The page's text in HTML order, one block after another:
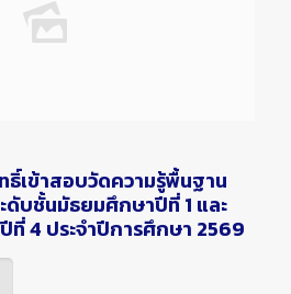
เข้าสอบวัดความรู้พื้นฐาน
ดับชั้นมัธยมศึกษาปีที่ 1 และ
4 ประจำปีการศึกษา 2569